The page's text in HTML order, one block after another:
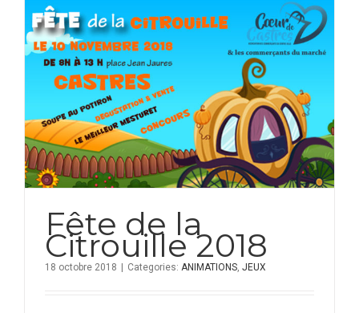
Fête de la
Citrouille 2018
18 octobre 2018 Categories: ANIMATIONS, JEUX